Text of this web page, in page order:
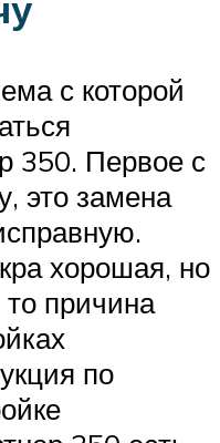
с которой
350. Первое с
это замена
хорошая, но
то причина
по